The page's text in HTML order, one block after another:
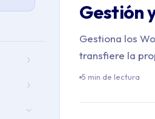
Gestión
Gestiona los
transfiere la
5 min de lectura